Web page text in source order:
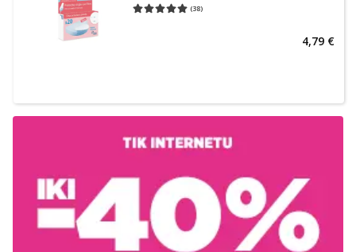
(38)
Vidutinis įvertinimas 5.00
4,79 €